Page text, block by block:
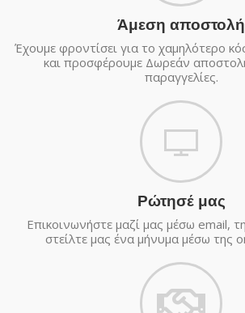
Άμεση αποστολή
Έχουμε φροντίσει για το χαμηλότερο
και προσφέρουμε Δωρεάν
παραγγελίες.
Ρώτησέ μας
Επικοινωνήστε μαζί μας μέσω email,
στείλτε μας ένα μήνυμα μέσω της